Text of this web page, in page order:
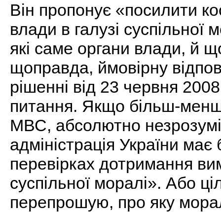
Він пропонує «посилити
влади в галузі
які саме органи влади, й
щоправда, ймовірну
рішенні від 23 червня
питання. Якщо більш-
МВС, абсолютно
адміністрація України
перевірках дотримання
суспільної моралі». Або
перепрошую, про яку